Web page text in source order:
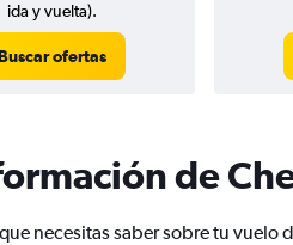
ida y vuelta).
ofertas
de
necesitas saber sobre tu vuelo